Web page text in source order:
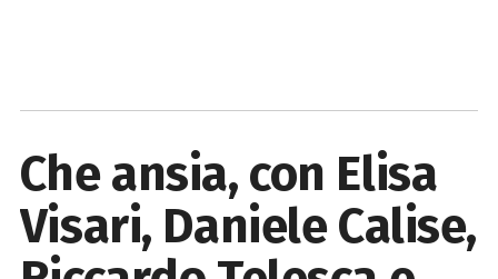
Che ansia, con Elisa
Visari, Daniele Calise,